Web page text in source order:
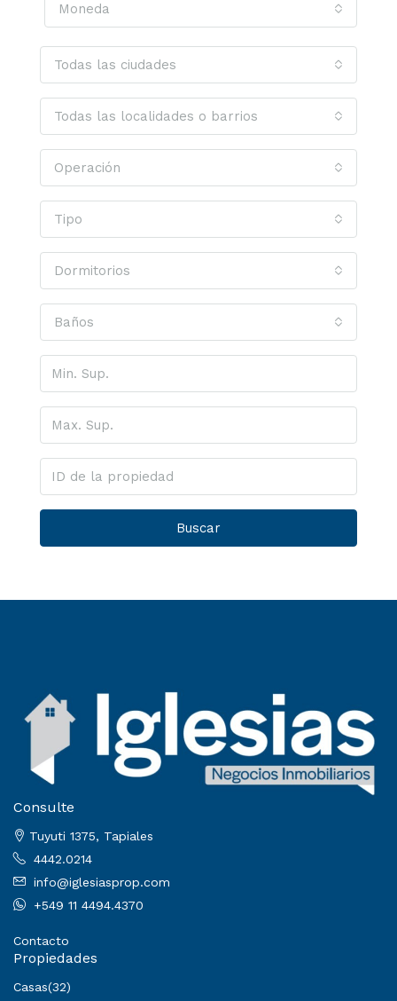
Moneda
Todas las ciudades
Todas las localidades o barrios
Operación
Tipo
Dormitorios
Baños
Buscar
Consulte
Tuyuti 1375, Tapiales
4442.0214
info@iglesiasprop.com
+549 11 4494.4370
Contacto
Propiedades
Casas(32)